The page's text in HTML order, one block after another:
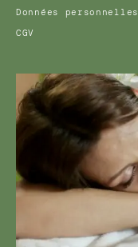
Données personnelles
CGV